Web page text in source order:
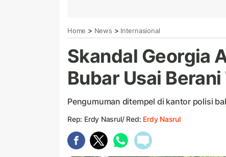
Home > News > Internasional
Skandal Georgia
Bubar Usai
Pengumuman ditempel di kantor polisi
Rep: Erdy Nasrul/ Red: Erdy Nasrul